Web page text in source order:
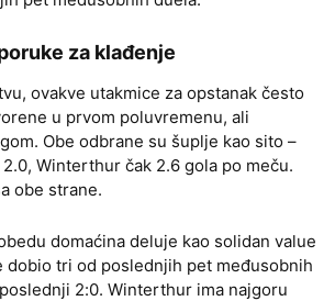
za klađenje
ovakve utakmice za opstanak često
u prvom poluvremenu, ali
Obe odbrane su šuplje kao sito –
Winterthur čak 2.6 gola po meču.
obe strane.
domaćina deluje kao solidan value
dobio tri od poslednjih pet međusobnih
2:0. Winterthur ima najgoru